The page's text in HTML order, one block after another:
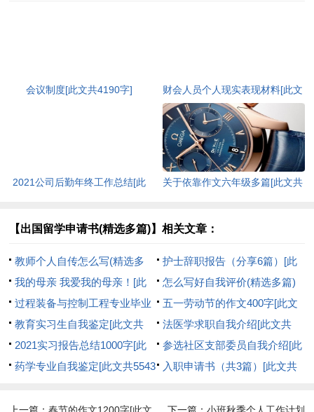
会议制度[此文共4190字]
财会人员个人现实表现材料[此文
共447字]
2021公司后勤年终工作总结[此
关于依靠作文六年级多篇[此文共
【出国留学申请书(精选多篇)】相关文章：
教师个人自传怎么写(精选多
篇)[此文共6557字]
护士辞职报告（分享6篇）[此
文共2107字]
我的母亲 我爱我的母亲！[此
文共896字]
怎么写好自我评价(精选多篇)
[此文共2963字]
过程装备与控制工程专业毕业
生的求职信[此文共15427字]
五一劳动节的作文400字[此文
共2177字]
教育实习生自我鉴定[此文共
10384字]
法医学求职自我介绍[此文共
3230字]
2021实习报告总结1000字[此
文共7003字]
参选社区支部委员自我介绍[此
文共480字]
药学专业自我鉴定[此文共5543
入职申请书（共3篇）[此文共